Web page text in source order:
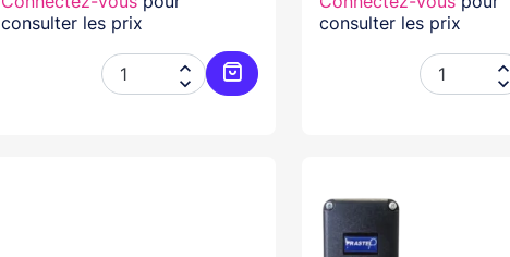
consulter les prix


Ajouter au panier
consulter les prix

